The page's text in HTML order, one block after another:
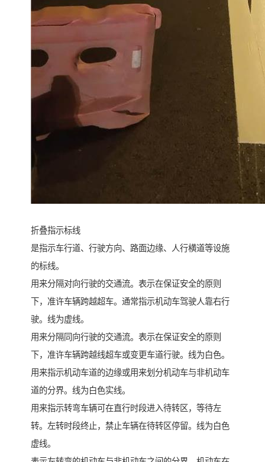
折叠指示标线
是指示车行道、行驶方向、路面边缘、人行横道等设施
的标线。
用来分隔对向行驶的交通流。表示在保证安全的原则
下，准许车辆跨越超车。通常指示机动车驾驶人靠右行
驶。线为虚线。
用来分隔同向行驶的交通流。表示在保证安全的原则
下，准许车辆跨越线超车或变更车道行驶。线为白色。
用来指示机动车道的边缘或用来划分机动车与非机动车
道的分界。线为白色实线。
用来指示转弯车辆可在直行时段进入待转区，等待左
转。左转时段终止，禁止车辆在待转区停留。线为白色
虚线。